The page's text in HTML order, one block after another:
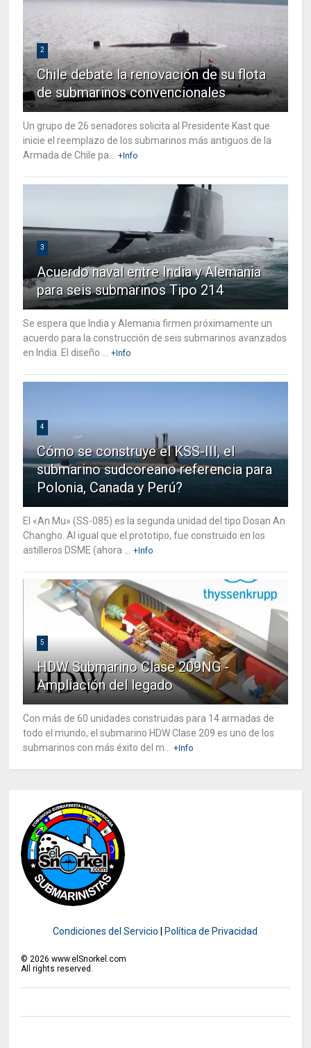
2
Chile debate la renovación de su flota
de submarinos convencionales
Un grupo de 26 senadores solicita al Presidente Kast que
inicie el reemplazo de los submarinos más antiguos de la
Armada de Chile pa...
+Info
3
Acuerdo naval entre India y Alemania
para seis submarinos Tipo 214
Se espera que India y Alemania firmen próximamente un
acuerdo para la construcción de seis submarinos avanzados
en India. El diseño ...
+Info
4
Cómo se construye el KSS-III, el
submarino sudcoreano referencia para
Polonia, Canada y Perú?
El «An Mu» (SS-085) es la segunda unidad del tipo Dosan An
Changho. Al igual que el prototipo, fue construido en los
astilleros DSME (ahora ...
+Info
5
HDW Submarino Clase 209NG -
Ampliación del legado
Con más de 60 unidades construidas para 14 armadas de
todo el mundo, el submarino HDW Clase 209 es uno de los
submarinos con más éxito del m...
+Info
Condiciones del Servicio Política de Privacidad
© 2026 www.elSnorkel.com
All rights reserved.